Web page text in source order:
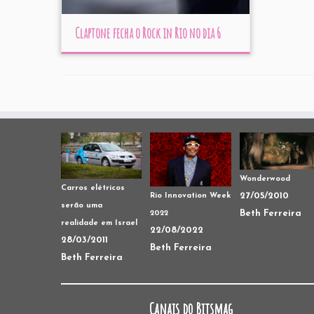
Claptone fecha o Rock in Rio no dia 6
Carros elétricos
serão uma
realidade em Israel
28/03/2011
Beth Ferreira
Rio Innovation Week
2022
22/08/2022
Beth Ferreira
Wonderwood
27/05/2010
Beth Ferreira
Canais do Bitsmag